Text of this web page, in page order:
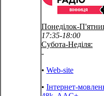
Понеділок-
17:35-18:00
Субота-Неділя:
-
• Web-site
• Інтернет-